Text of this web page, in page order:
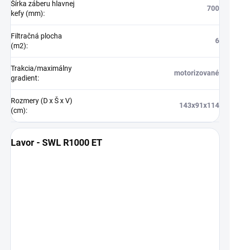
Šírka záberu hlavnej
kefy (mm):
700
Filtračná plocha
(m2):
6
Trakcia/maximálny
gradient:
motorizované
Rozmery (D x Š x V)
(cm):
143x91x114
Lavor - SWL R1000 ET